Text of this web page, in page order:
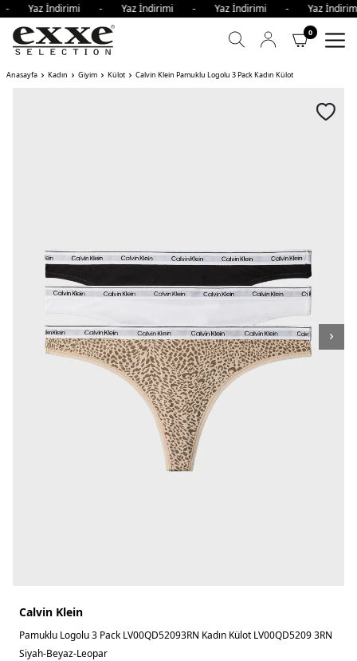
Yaz İndirimi - Yaz İndirimi - Yaz İndirimi - Yaz
0
Anasayfa Kadın Giyim Külot Calvin Klein Pamuklu Logolu 3 Pack Kadın Külot
Calvin Klein
Pamuklu Logolu 3 Pack LV00QD52093RN Kadın Külot LV00QD5209 3RN
Siyah-Beyaz-Leopar